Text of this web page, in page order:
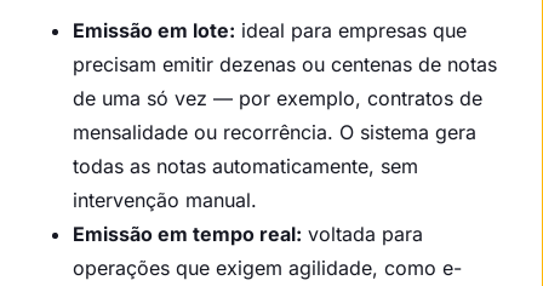
Emissão em lote: ideal para empresas que
precisam emitir dezenas ou centenas de notas
de uma só vez — por exemplo, contratos de
mensalidade ou recorrência. O sistema gera
todas as notas automaticamente, sem
intervenção manual.
Emissão em tempo real: voltada para
operações que exigem agilidade, como e-